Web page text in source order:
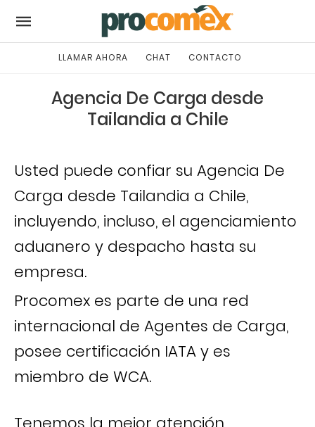
LLAMAR AHORA CHAT CONTACTO
Agencia De Carga desde
Tailandia a Chile
Usted puede confiar su Agencia De
Carga desde Tailandia a Chile,
incluyendo, incluso, el agenciamiento
aduanero y despacho hasta su
empresa.
Procomex es parte de una red
internacional de Agentes de Carga,
posee certificación IATA y es
miembro de WCA.